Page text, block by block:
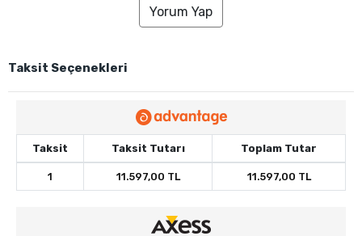
Yorum Yap
Taksit Seçenekleri
Taksit Taksit Tutarı Toplam Tutar
1 11.597,00 TL 11.597,00 TL